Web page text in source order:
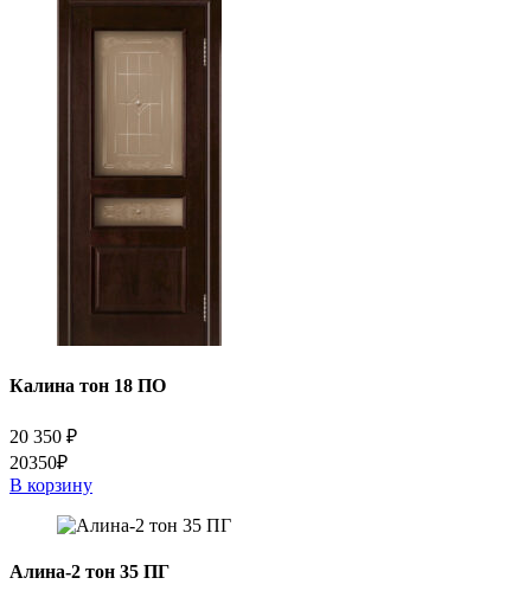
Калина тон 18 ПО
20 350 ₽
20350₽
В корзину
Алина-2 тон 35 ПГ